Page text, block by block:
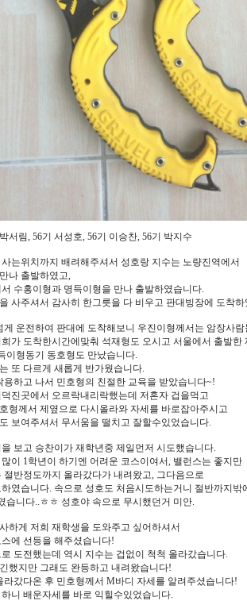
서림, 56기 서성호, 56기 이승찬, 56기 박지수
는위치까지 배려해주셔서 성호랑 지수는 노량진역에서
나 출발하였고,
수홍이형과 명득이형을 만나 출발하였습니다.
사주셔서 감사히 한그릇을 다 비우고 판대빙장에 도착
게 운전하여 판대에 도착해보니 우진이형께서는 암장사
가 도착한시간에맞춰 석재형도 오시고 서울에서 출발한
이형동기 동호형도 만났습니다.
또 다르게 새롭게 반가웠습니다.
용하고 나서 민호형의 친절한 교육을 받았습니다~!
진곳에서 오르락내리락했는데 저혼자 겁을먹고
형께서 제옆으로 다시올라와 자세를 바로잡아주시고
보여주셔서 무서움을 떨치고 잘할수있었습니다.
보고 승찬이가 재학년중 제일먼저 시도했습니다.
이 1학년이 하기엔 어려운 코스이여서, 밸런스는 좋지만
절반정도까지 올라갔다가 내려왔고, 그다음으로
였습니다. 속으로 성호도 처음시도하는거니 절반까지밖
습니다..ㅎㅎ 성호야 속으로 무시했던거 미안.
하게 저희 재학생을 도와주고 싶어하셔서
에 선등을 해주셨습니다!
도전했는데 역시 지수는 겁없이 척척 올라갔습니다.
했지만 그래도 완등하고 내려왔습니다!
라갔다온 후 민호형께서 M바디 자세를 알려주셨습니다!
니 배운자세를 바로 익힐수있었습니다.